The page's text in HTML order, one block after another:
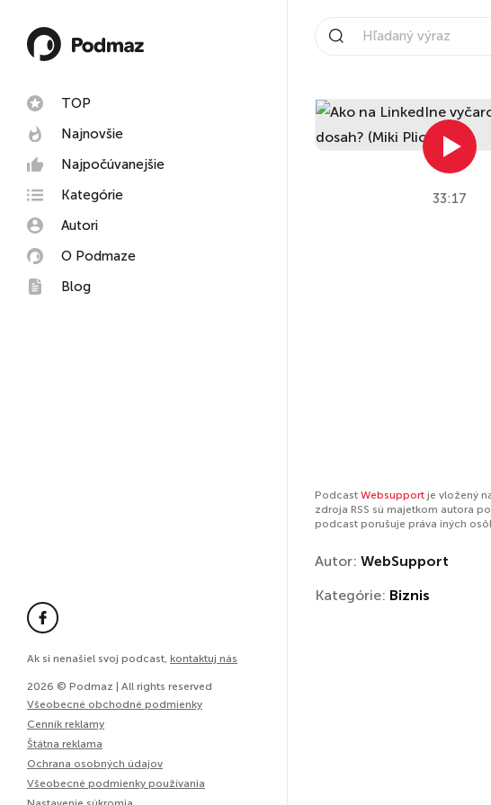
TOP
Najnovšie
Najpočúvanejšie
Kategórie
Autori
O Podmaze
Blog
Ak si nenašiel svoj podcast, kontaktuj nás
2026 © Podmaz | All rights reserved
Všeobecné obchodné podmienky
Cenník reklamy
Štátna reklama
Ochrana osobných údajov
Všeobecné podmienky používania
33:17
Podcast Websupport je vložený
zdroja RSS sú majetkom autora
podcast porušuje práva iných
Autor: WebSupport
Kategórie: Biznis